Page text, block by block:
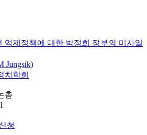
억제정책에 대한 박정희 정부의 미사일
Jungsik)
치학회
총
청